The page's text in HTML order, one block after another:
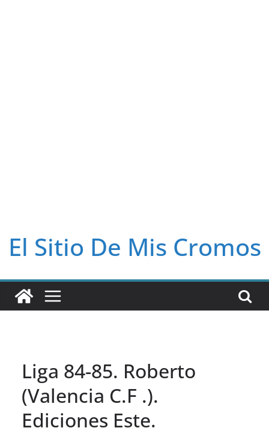
El Sitio De Mis Cromos
Liga 84-85. Roberto
(Valencia C.F .).
Ediciones Este.